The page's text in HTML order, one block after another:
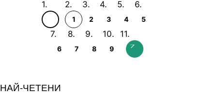
1 2 3 4 5
6 7 8 9
НАЙ-ЧЕТЕНИ